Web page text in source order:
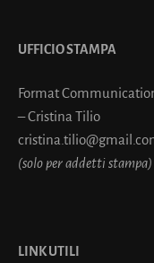
UFFICIO STAMPA
Format
– Cristina Tilio
(solo per addetti stampa)
LINK UTILI